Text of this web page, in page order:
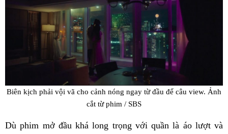
Biên kịch phải vội vã cho cảnh nóng ngay từ đầu để câu view. Ảnh
cắt từ phim / SBS
Dù phim mở đầu khá long trọng với quần là áo lượt và